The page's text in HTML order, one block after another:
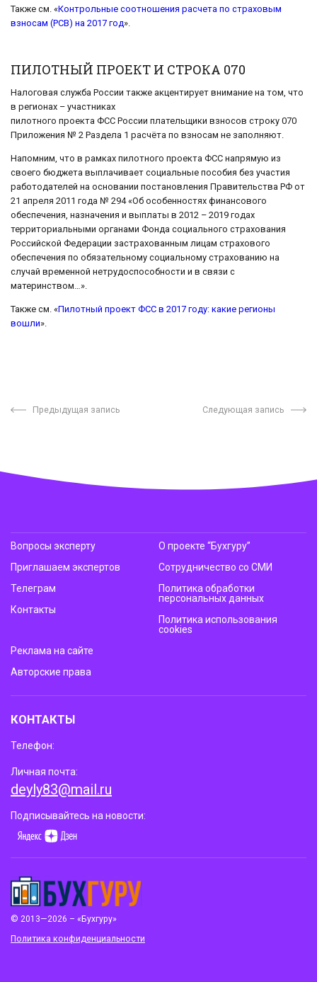
Также см. «Контрольные соотношения расчета по страховым
взносам (РСВ) на 2017 год».
ПИЛОТНЫЙ ПРОЕКТ И СТРОКА 070
Налоговая служба России также акцентирует внимание на том, что
в регионах – участниках
пилотного проекта ФСС России плательщики взносов строку 070
Приложения № 2 Раздела 1 расчёта по взносам не заполняют.
Напомним, что в рамках пилотного проекта ФСС напрямую из
своего бюджета выплачивает социальные пособия без участия
работодателей на основании постановления Правительства РФ от
21 апреля 2011 года № 294 «Об особенностях финансового
обеспечения, назначения и выплаты в 2012 – 2019 годах
территориальными органами Фонда социального страхования
Российской Федерации застрахованным лицам страхового
обеспечения по обязательному социальному страхованию на
случай временной нетрудоспособности и в связи с
материнством…».
Также см. «Пилотный проект ФСС в 2017 году: какие регионы
вошли».
Предыдущая запись Следующая запись
© 2013—2026 – «Бухгуру»
Политика конфиденциальности
Вопросы эксперту
Приглашаем экспертов
Телеграм
Контакты
О проекте “Бухгуру”
Сотрудничество со СМИ
Политика обработки
персональных данных
Политика использования
cookies
Реклама на сайте
Авторские права
КОНТАКТЫ
Телефон:
Личная почта:
deyly83@mail.ru
Подписывайтесь на новости: